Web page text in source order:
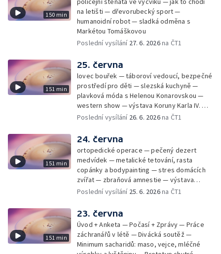
150 min
na letišti — dřevorubecký sport —
humanoidní robot — sladká odměna s
Markétou Tomáškovou
Poslední vysílání 27. 6. 2026na ČT1
151 min
25. června
lovec bouřek — táboroví vedoucí, bezpečné
prostředí pro děti — slezská kuchyně —
plavková móda s Helenou Konarovskou —
western show — výstava Koruny Karla IV. —
mladý lezecký fenomén Josef Šindel
Poslední vysílání 26. 6. 2026na ČT1
151 min
24. června
ortopedické operace — pečený dezert
medvídek — metalické tetování, rasta
copánky a bodypainting — stres domácích
zvířat — zbraňová amnestie — výstava
mikrofotografií rostlin — fenomenální
Poslední vysílání 25. 6. 2026na ČT1
151 min
23. června
Úvod + Anketa — Počasí + Zprávy — Práce
záchranářů v létě — Divácká soutěž —
Minimum sacharidů: maso, vejce, mléčné